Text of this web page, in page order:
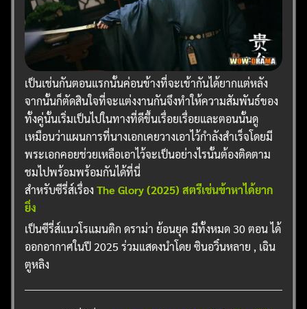
เป็นเช่นกันตอนแรกนั้นค่อนข้างที่จะเข้ากันได้ยากแต่หลัง
จากนั้นก็ตัดสินใจที่จะแต่งงานกันจึงทำให้ความสัมพันธ์ของ
ทั้งคู่นั้นเริ่มเป็นไปในทางที่ดีขึ้นเรื่อยเรื่อยและตอนนั้นดู
เหมือนว่าแผนการที่นางเอกเคยวางเอาไว้กำลังสำเร็จโดยมี
พระเอกคอยช่วยเหลือเอาไว้จะเป็นอย่างไรนั้นต้องติดตาม
ชมไปพร้อมพร้อมกันได้ที่นี่
สำหรับซีรี่ส์เรื่องThe Glory (2025) สตรีเช่นข้าหาได้ยาก
ยิ่ง
เป็นซีรี่ส์แนวโรแมนติก ดราม่า ย้อนยุค มีทั้งหมด 30 ตอน ได้
ออกอากาศในปี 2025 ร่วมแสดงนำโดย ซินอวิ๋นหลาย , เฉิน
ตูหลิง